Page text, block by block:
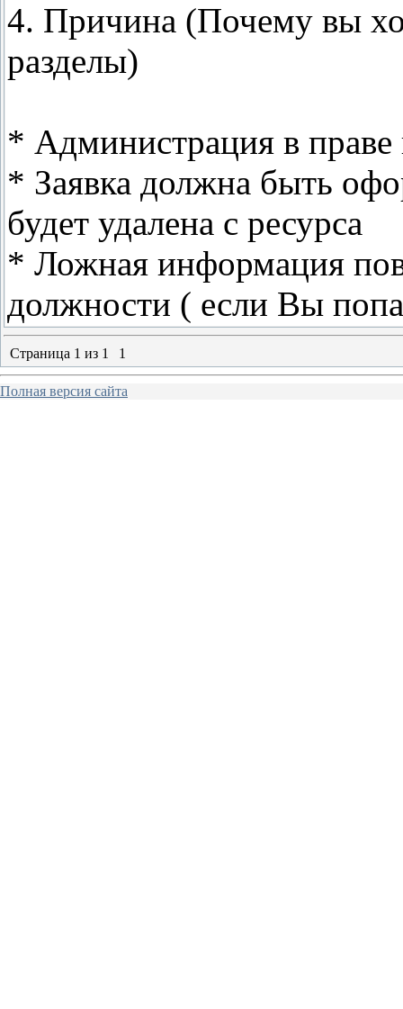
4. Причина (Почему вы
разделы)
* Администрация в праве
* Заявка должна быть
будет удалена с ресурса
* Ложная информация
должности ( если Вы
Страница 1 из 1 1
Полная версия сайта